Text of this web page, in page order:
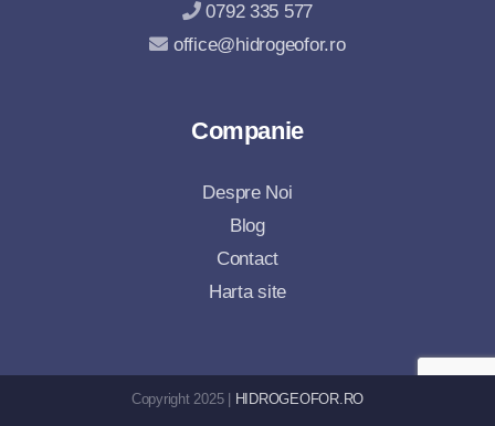
0792 335 577
office@hidrogeofor.ro
Companie
Despre Noi
Blog
Contact
Harta site
Copyright 2025 | HIDROGEOFOR.RO